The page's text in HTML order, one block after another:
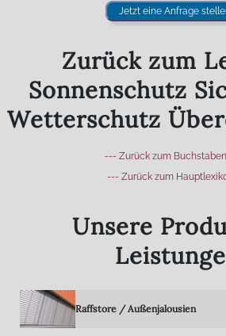
Jetzt eine Anfrage
Zurück zum
Sonnenschutz
Wetterschutz
--- Zurück zum
--- Zurück zum
Unsere
Raffstore / Außenjalousien